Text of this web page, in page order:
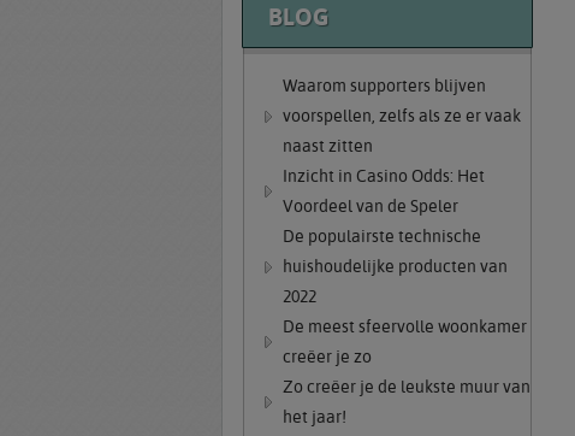
BLOG
Waarom supporters blijven
voorspellen, zelfs als ze er vaak
naast zitten
Inzicht in Casino Odds: Het
Voordeel van de Speler
De populairste technische
huishoudelijke producten van
2022
De meest sfeervolle woonkamer
creëer je zo
Zo creëer je de leukste muur van
het jaar!